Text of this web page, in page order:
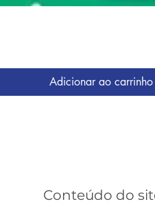
Adicionar ao carrinho
Conteúdo do